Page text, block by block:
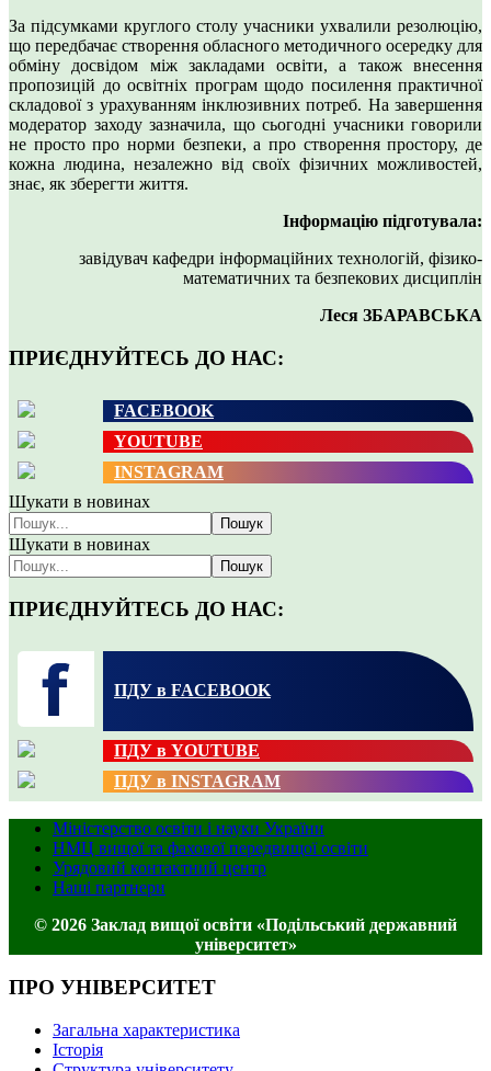
За підсумками круглого столу учасники ухвалили резолюцію,
що передбачає створення обласного методичного осередку для
обміну досвідом між закладами освіти, а також внесення
пропозицій до освітніх програм щодо посилення практичної
складової з урахуванням інклюзивних потреб. На завершення
модератор заходу зазначила, що сьогодні учасники говорили
не просто про норми безпеки, а про створення простору, де
кожна людина, незалежно від своїх фізичних можливостей,
знає, як зберегти життя.
Інформацію підготувала:
завідувач кафедри інформаційних технологій, фізико-
математичних та безпекових дисциплін
Леся ЗБАРАВСЬКА
ПРИЄДНУЙТЕСЬ ДО НАС:
FACEBOOK
YOUTUBE
INSTAGRAM
Шукати в новинах
Пошук
Шукати в новинах
Пошук
ПРИЄДНУЙТЕСЬ ДО НАС:
ПДУ в FACEBOOK
ПДУ в YOUTUBE
ПДУ в INSTAGRAM
Міністерство освіти і науки України
НМЦ вищої та фахової передвищої освіти
Урядовий контактний центр
Наші партнери
© 2026 Заклад вищої освіти «Подільський державний
університет»
ПРО УНІВЕРСИТЕТ
Загальна характеристика
Історія